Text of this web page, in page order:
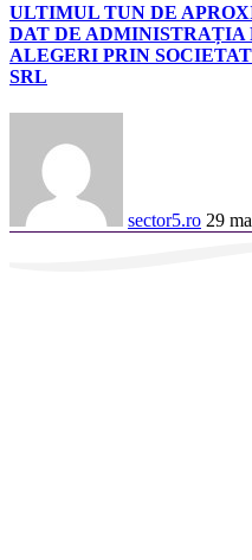
ULTIMUL TUN DE
DAT DE ADMINISTRAȚIA
ALEGERI PRIN
SRL
sector5.ro 29